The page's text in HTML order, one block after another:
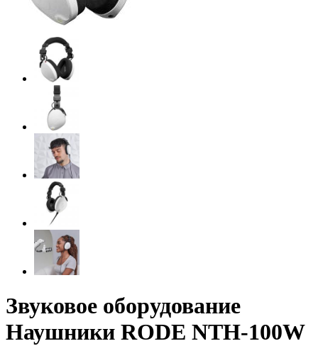
Звуковое оборудование
Наушники RODE NTH-100W